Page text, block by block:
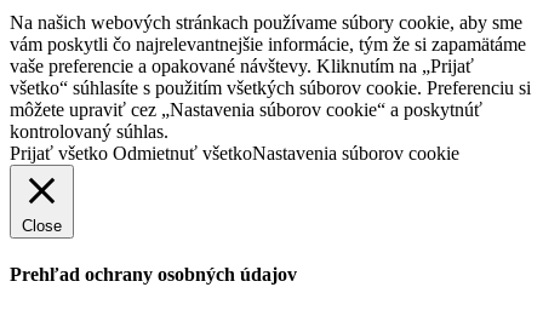
Na našich webových stránkach používame súbory cookie, aby sme
vám poskytli čo najrelevantnejšie informácie, tým že si zapamätáme
vaše preferencie a opakované návštevy. Kliknutím na „Prijať
všetko“ súhlasíte s použitím všetkých súborov cookie. Preferenciu si
môžete upraviť cez „Nastavenia súborov cookie“ a poskytnúť
kontrolovaný súhlas.
Prijať všetko Odmietnuť všetkoNastavenia súborov cookie
Close
Prehľad ochrany osobných údajov